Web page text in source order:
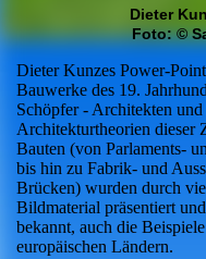
Dieter
Foto: ©
Dieter Kunzes Power-
Bauwerke des 19.
Schöpfer - Architekten
Architekturtheorien dieser
Bauten (von Parlaments-
bis hin zu Fabrik- und
Brücken) wurden durch
Bildmaterial präsentiert
bekannt, auch die
europäischen Ländern.